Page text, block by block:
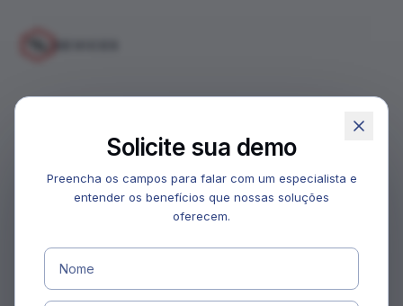
Acesse suaconta
Insira seu e-mail para entrar na plataforma
Solicite sua demo
Preencha os campos para falar com um especialista e
entender os benefícios que nossas soluções
oferecem.